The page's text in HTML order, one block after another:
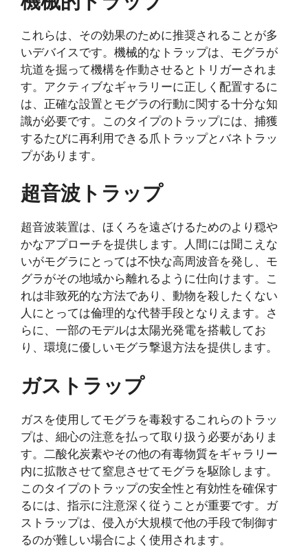
これらは、その効果のために推奨されることが多
いデバイスです。機械的なトラップは、モグラが
坑道を掘って機構を作動させるとトリガーされま
す。アクティブなギャラリーに正しく配置するに
は、正確な設置とモグラの行動に関する十分な知
識が必要です。このタイプのトラップには、捕獲
するたびに再利用できる爪トラップとバネトラッ
プがあります。
超音波トラップ
超音波装置は、ほくろを遠ざけるためのより穏や
かなアプローチを提供します。人間には聞こえな
いがモグラにとっては不快な高周波音を発し、モ
グラがその地域から離れるように仕向けます。こ
れは非致死的な方法であり、動物を殺したくない
人にとっては倫理的な代替手段となりえます。さ
らに、一部のモデルは太陽光発電を搭載してお
り、環境に優しいモグラ撃退方法を提供します。
ガストラップ
ガスを使用してモグラを毒殺するこれらのトラッ
プは、細心の注意を払って取り扱う必要がありま
す。二酸化炭素やその他の有毒物質をギャラリー
内に拡散させて窒息させてモグラを駆除します。
このタイプのトラップの安全性と有効性を確保す
るには、指示に注意深く従うことが重要です。ガ
ストラップは、侵入が大規模で他の手段で制御す
るのが難しい場合によく使用されます。